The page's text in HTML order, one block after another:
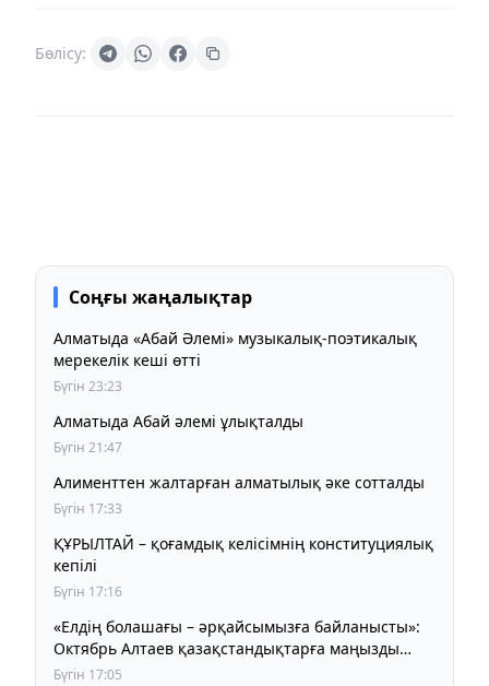
Бөлісу:
Соңғы жаңалықтар
Алматыда «Абай Әлемі» музыкалық-поэтикалық
мерекелік кеші өтті
Бүгін 23:23
Алматыда Абай әлемі ұлықталды
Бүгін 21:47
Алименттен жалтарған алматылық әке сотталды
Бүгін 17:33
ҚҰРЫЛТАЙ – қоғамдық келісімнің конституциялық
кепілі
Бүгін 17:16
«Елдің болашағы – әрқайсымызға байланысты»:
Октябрь Алтаев қазақстандықтарға маңызды
үндеу жасады
Бүгін 17:05